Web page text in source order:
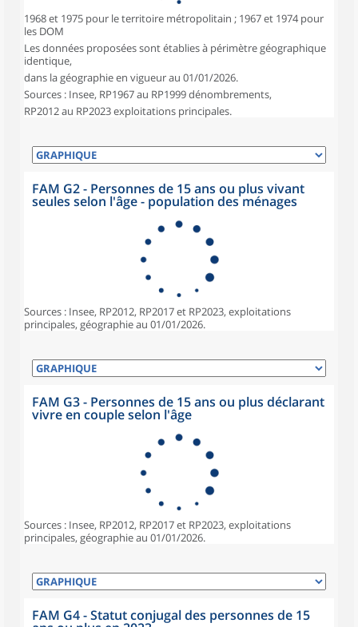
1968 et 1975 pour le territoire métropolitain ; 1967 et 1974 pour
les DOM
Les données proposées sont établies à périmètre géographique
identique,
dans la géographie en vigueur au 01/01/2026.
Sources : Insee, RP1967 au RP1999 dénombrements,
RP2012 au RP2023 exploitations principales.
FAM G2 - Personnes de 15 ans ou plus vivant
seules selon l'âge - population des ménages
Sources : Insee, RP2012, RP2017 et RP2023, exploitations
principales, géographie au 01/01/2026.
FAM G3 - Personnes de 15 ans ou plus déclarant
vivre en couple selon l'âge
Sources : Insee, RP2012, RP2017 et RP2023, exploitations
principales, géographie au 01/01/2026.
FAM G4 - Statut conjugal des personnes de 15